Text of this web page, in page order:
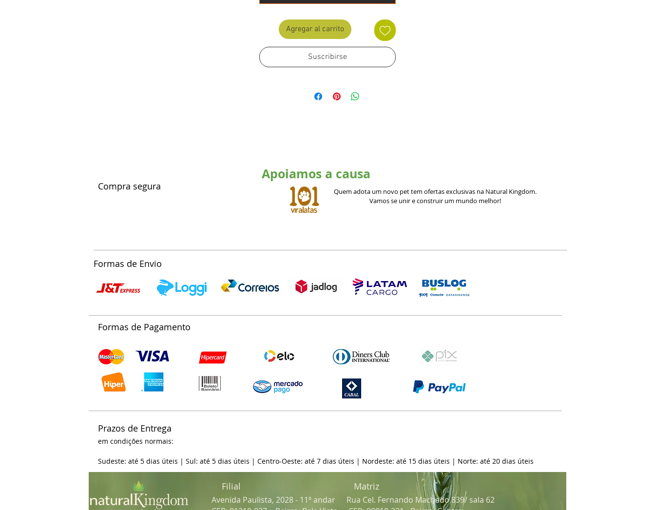
Agregar al carrito
Suscribirse
Compra segura
Apoiamos a causa
Quem adota um novo pet tem ofertas exclusivas na Natural Kingdom.
Vamos se unir e construir um mundo melhor!
Formas de Envio
Formas de Pagamento
Prazos de Entrega
em condições normais:
Sudeste: até 5 dias úteis | Sul: até 5 dias úteis | Centro-Oeste: até 7 dias úteis | Nordeste: até 15 dias úteis | Norte: até 20 dias úteis
Filial Matriz
Avenida Paulista, 2028 - 11º andar
Rua Cel. Fernando Machado 839/ sala 62